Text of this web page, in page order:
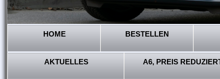
HOME BESTELLEN
AKTUELLES A6, PREIS